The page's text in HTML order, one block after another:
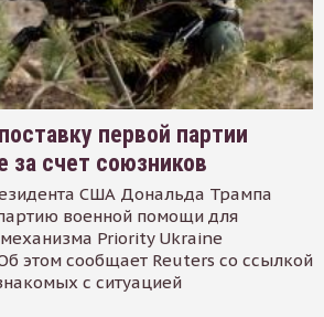
первой партии
за счет союзников
США Дональда Трампа
военной помощи для
Priority Ukraine
этом сообщает Reuters со ссылкой
с ситуацией